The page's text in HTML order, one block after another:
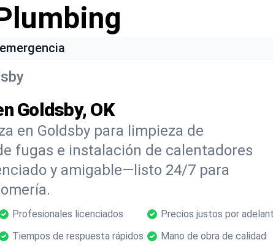
Goldsby, OK
en Goldsby para limpieza de
fugas e instalación de calentadores
y amigable—listo 24/7 para
Profesionales licenciados
Precios justos por
Tiempos de respuesta rápidos Mano de obra de calidad